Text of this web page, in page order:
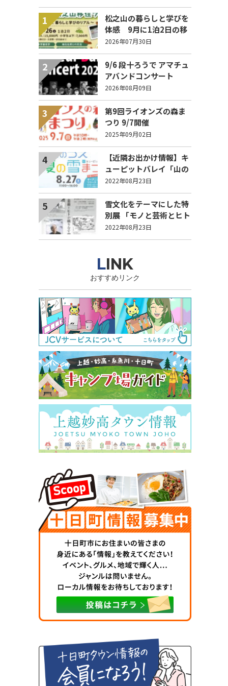
1
松之山の暮らしと学びを
体感 9月に1泊2日の移
住ツアー開催【参加家族
募集】
2026年07月30日
2
9/6 段十ろうで アマチュ
アバンドコンサート
2026 収益は令和8年熊本
地震の被災地支援へ
2026年08月09日
3
第9回ライオンズの森ま
つり 9/7開催
2025年09月02日
4
【近隣お出かけ情報】キ
ューピットバレイ「山の
うえ 真夏の雪まつり」
27日(土)に開催！
2022年08月23日
5
雪文化をテーマにした特
別展 「モノと芸術とヒト
が織りなす雪文化」9月6
日から
2022年08月23日
LINK
おすすめリンク